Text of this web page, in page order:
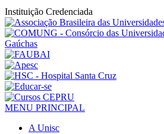
Instituição Credenciada
MENU PRINCIPAL
A Unisc